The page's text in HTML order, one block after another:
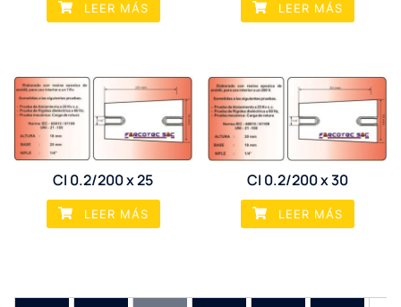
LEER MÁS LEER MÁS
CI 0.2/200 x 25
LEER MÁS
CI 0.2/200 x 30
LEER MÁS